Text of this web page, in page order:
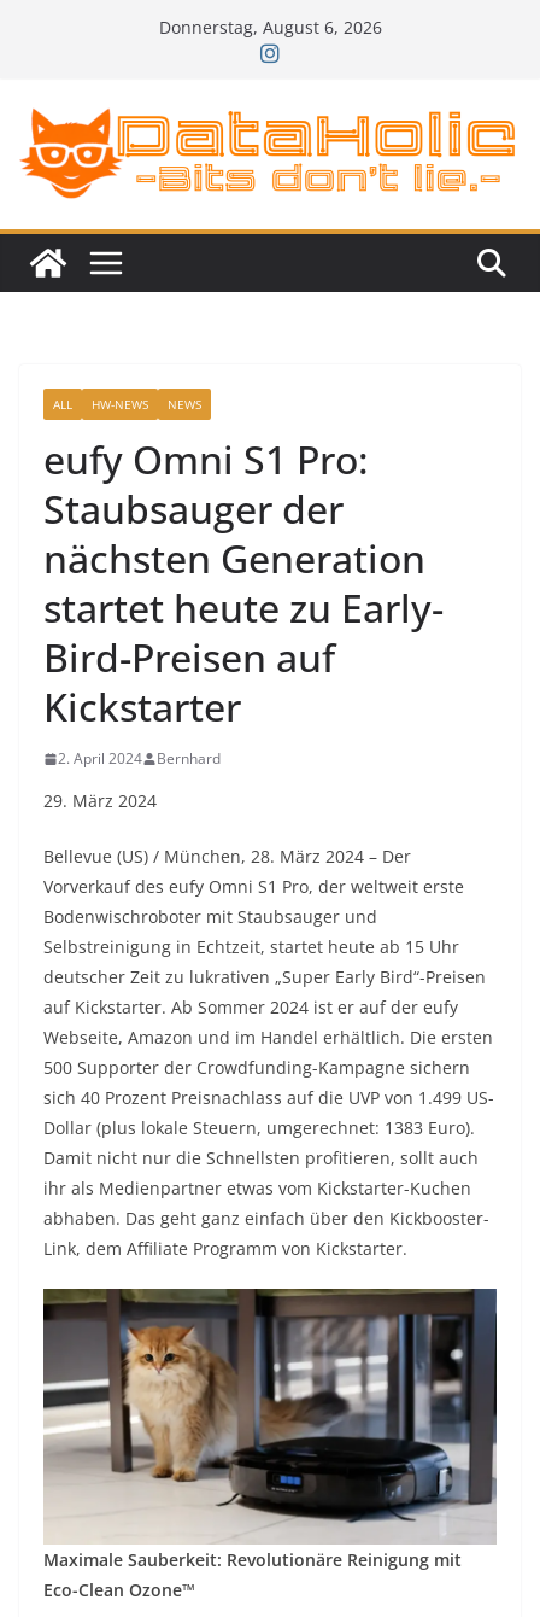
Donnerstag, August 6, 2026
ALL HW-NEWS NEWS
eufy Omni S1 Pro:
Staubsauger der
nächsten Generation
startet heute zu Early-
Bird-Preisen auf
Kickstarter
2. April 2024 Bernhard
29. März 2024
Bellevue (US) / München, 28. März 2024 – Der
Vorverkauf des eufy Omni S1 Pro, der weltweit erste
Bodenwischroboter mit Staubsauger und
Selbstreinigung in Echtzeit, startet heute ab 15 Uhr
deutscher Zeit zu lukrativen „Super Early Bird“-Preisen
auf Kickstarter. Ab Sommer 2024 ist er auf der eufy
Webseite, Amazon und im Handel erhältlich. Die ersten
500 Supporter der Crowdfunding-Kampagne sichern
sich 40 Prozent Preisnachlass auf die UVP von 1.499 US-
Dollar (plus lokale Steuern, umgerechnet: 1383 Euro).
Damit nicht nur die Schnellsten profitieren, sollt auch
ihr als Medienpartner etwas vom Kickstarter-Kuchen
abhaben. Das geht ganz einfach über den Kickbooster-
Link, dem Affiliate Programm von Kickstarter.
Maximale Sauberkeit: Revolutionäre Reinigung mit
Eco-Clean Ozone™